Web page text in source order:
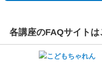
各講座のFAQサイトは